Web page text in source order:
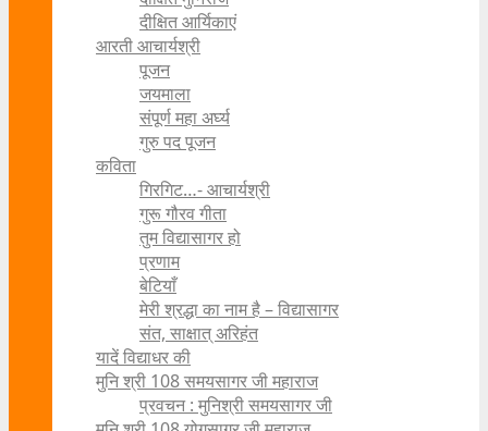
दीक्षित आर्यिकाएं
आरती आचार्यश्री
पूजन
जयमाला
संपूर्ण महा अर्घ्य
गुरु पद पूजन
कविता
गिरगिट…- आचार्यश्री
गुरू गौरव गीता
तुम विद्यासागर हो
प्रणाम
बेटियाँ
मेरी श्रद्धा का नाम है – विद्यासागर
संत, साक्षात् अरिहंत
यादें विद्याधर की
मुनि श्री 108 समयसागर जी महाराज
प्रवचन : मुनिश्री समयसागर जी